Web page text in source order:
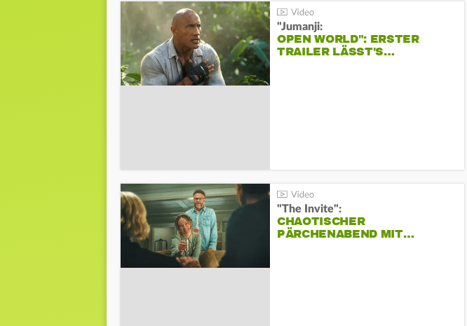
"Jumanji:
OPEN WORLD": ERSTER
TRAILER LÄSST'S…
"The Invite":
CHAOTISCHER
PÄRCHENABEND MIT…